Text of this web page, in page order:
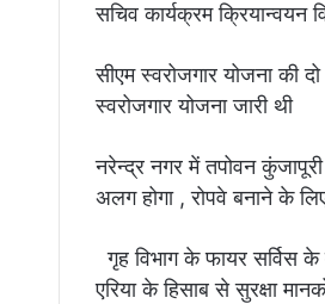
सचिव कार्यक्रम क्रियान्वयन
सीएम स्वरोजगार योजना की
स्वरोजगार योजना जारी थी
नरेन्द्र नगर में तपोवन
अलग होगा , रोपवे बनाने के
गृह विभाग के फायर सर्विस
एरिया के हिसाब से सुरक्षा